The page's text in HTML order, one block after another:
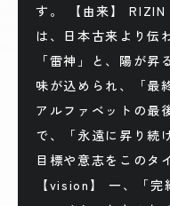
す。 【由来】 RIZIN
は、日本古来より伝
「雷神」と、陽が
味が込められ、「最
アルファベットの最
で、「永遠に昇り続
目標や意志をこのタ
【vision】 一、「